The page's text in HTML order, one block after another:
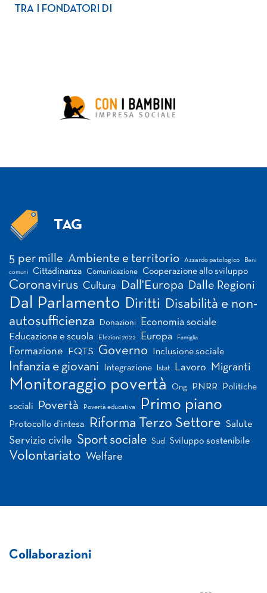
TRA I FONDATORI DI
TAG
5 per mille Ambiente e territorio Azzardo patologico Beni
comuni Cittadinanza Comunicazione Cooperazione allo sviluppo
Coronavirus Cultura Dall'Europa Dalle Regioni
Dal Parlamento Diritti Disabilità e non-
autosufficienza
Donazioni Economia sociale
Educazione e scuola Elezioni 2022 Europa Famiglia
Formazione FQTS Governo Inclusione sociale
Infanzia e giovani Integrazione Istat Lavoro Migranti
Monitoraggio povertà Ong PNRR Politiche
sociali Povertà Povertà educativa Primo piano
Protocollo d'intesa Riforma Terzo Settore Salute
Servizio civile Sport sociale Sud Sviluppo sostenibile
Volontariato Welfare
Collaborazioni